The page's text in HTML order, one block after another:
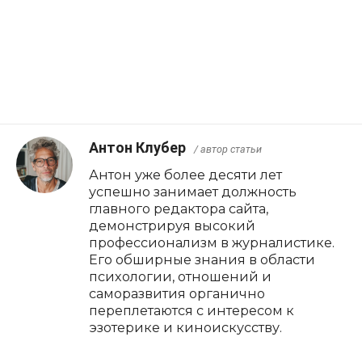
Антон Клубер / автор статьи
Антон уже более десяти лет
успешно занимает должность
главного редактора сайта,
демонстрируя высокий
профессионализм в журналистике.
Его обширные знания в области
психологии, отношений и
саморазвития органично
переплетаются с интересом к
эзотерике и киноискусству.